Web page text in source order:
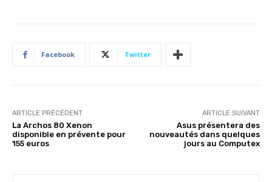
Facebook Twitter
ARTICLE PRÉCÉDENT
La Archos 80 Xenon
disponible en prévente pour
155 euros
ARTICLE SUIVANT
Asus présentera des
nouveautés dans quelques
jours au Computex